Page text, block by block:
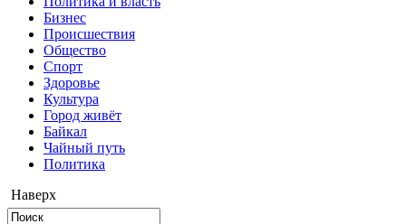
Бизнес
Происшествия
Общество
Cпорт
Здоровье
Культура
Город живёт
Байкал
Чайный путь
Политика
Наверх